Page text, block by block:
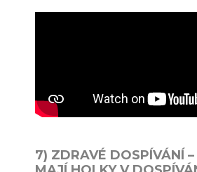
7) ZDRAVÉ DOSPÍVÁNÍ